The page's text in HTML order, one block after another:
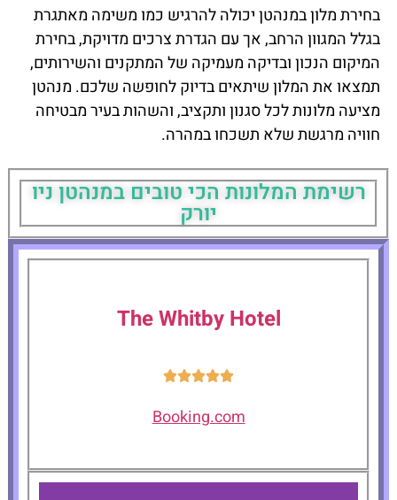
בחירת מלון במנהטן יכולה להרגיש כמו משימה מאתגרת
בגלל המגוון הרחב, אך עם הגדרת צרכים מדויקת, בחירת
המיקום הנכון ובדיקה מעמיקה של המתקנים והשירותים,
תמצאו את המלון שיתאים בדיוק לחופשה שלכם. מנהטן
מציעה מלונות לכל סגנון ותקציב, והשהות בעיר מבטיחה
חוויה מרגשת שלא תשכחו במהרה.
רשימת המלונות הכי טובים במנהטן ניו
יורק
The Whitby Hotel
Booking.com